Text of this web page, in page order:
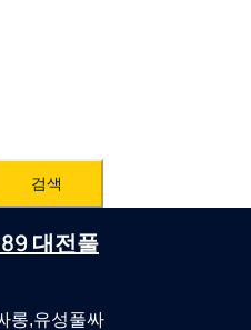
대전풀
롱,유성풀싸